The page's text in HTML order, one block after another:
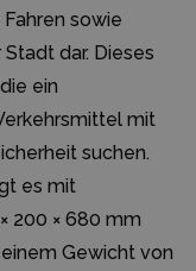
sowie
dar. Dieses
ein
mit
suchen.
es mit
200 × 680 mm
Gewicht von